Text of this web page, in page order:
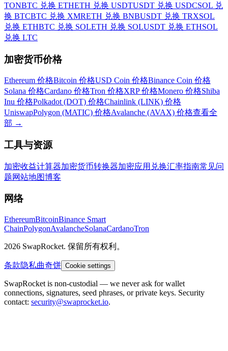
TONBTC 兑换 ETHETH 兑换 USDTUSDT 兑换 USDCSOL 兑
换 BTCBTC 兑换 XMRETH 兑换 BNBUSDT 兑换 TRXSOL
兑换 ETHBTC 兑换 SOLETH 兑换 SOLUSDT 兑换 ETHSOL
兑换 LTC
加密货币价格
Ethereum 价格Bitcoin 价格USD Coin 价格Binance Coin 价格
Solana 价格Cardano 价格Tron 价格XRP 价格Monero 价格Shiba
Inu 价格Polkadot (DOT) 价格Chainlink (LINK) 价格
UniswapPolygon (MATIC) 价格Avalanche (AVAX) 价格查看全
部 →
工具与资源
加密收益计算器加密货币转换器加密应用 兑换汇率指南常见问
题网站地图博客
网络
EthereumBitcoinBinance Smart
ChainPolygonAvalancheSolanaCardanoTron
2026 SwapRocket. 保留所有权利。
条款隐私曲奇饼 Cookie settings
SwapRocket is non-custodial — we never ask for wallet
connections, signatures, seed phrases, or private keys. Security
contact: security@swaprocket.io.